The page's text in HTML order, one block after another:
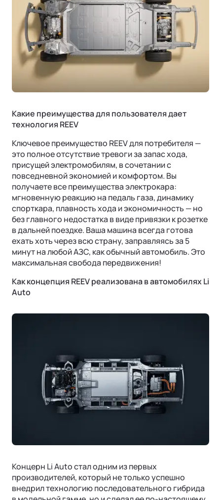
Какие преимущества для пользователя дает
технология REEV
Ключевое преимущество REEV для потребителя —
это полное отсутствие тревоги за запас хода,
присущей электромобилям, в сочетании с
повседневной экономией и комфортом. Вы
получаете все преимущества электрокара:
мгновенную реакцию на педаль газа, динамику
спорткара, плавность хода и экономичность — но
без главного недостатка в виде привязки к розетке
в дальней поездке. Ваша машина всегда готова
ехать хоть через всю страну, заправляясь за 5
минут на любой АЗС, как обычный автомобиль. Это
максимальная свобода передвижения!
Как концепция REEV реализована в автомобилях Li
Auto
Концерн Li Auto стал одним из первых
производителей, который не только успешно
внедрил технологию последовательного гибрида